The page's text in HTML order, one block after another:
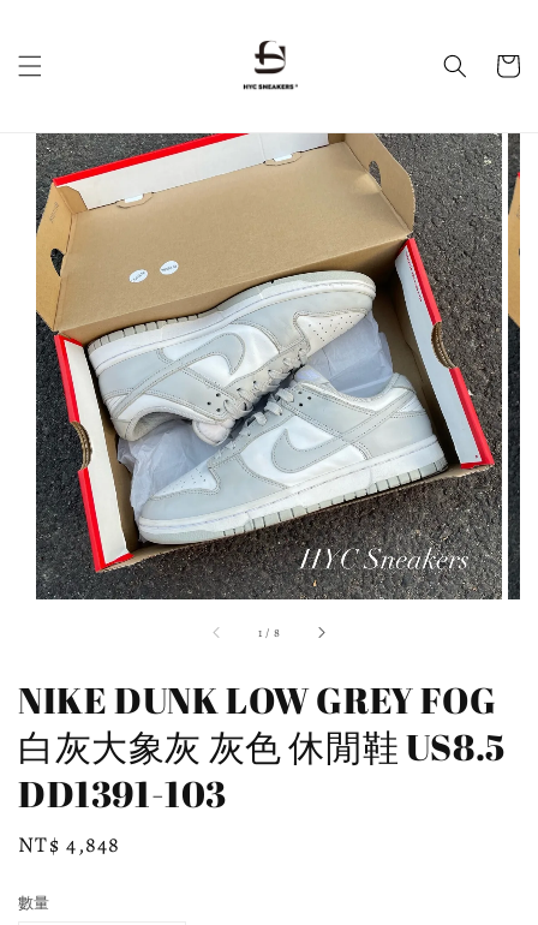
1 / 8
NIKE DUNK LOW GREY FOG
白灰大象灰 灰色 休閒鞋 US8.5
DD1391-103
Regular
NT$ 4,848
數量